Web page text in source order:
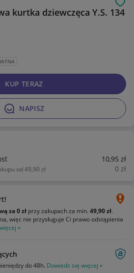
kurtka dziewczęca Y.S. 134
NAPISZ
KUP TERAZ
10,95 zł
od 49,90 zł 0 zł
za 0 zł przy zakupach za min. 49,90 zł.
więc nie przysługuje Ci prawo odstąpienia
»
do 48h. Dowiedz się więcej »